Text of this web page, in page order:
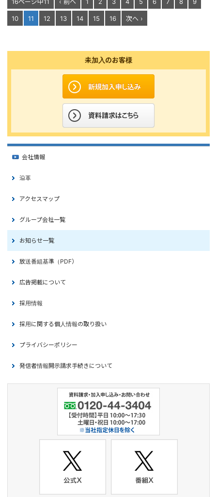
10 11 12 13 14 15 16 次へ ›
未加入のお客様
会社情報
沿革
アクセスマップ
グループ会社一覧
お知らせ一覧
放送番組基準（PDF）
広告掲載について
採用情報
採用に関する個人情報の取り扱い
プライバシーポリシー
発信者情報開示請求手続きについて